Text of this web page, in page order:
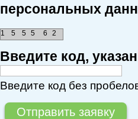
персональных
6
5 5 2
5
1
Введите код,
Введите код без